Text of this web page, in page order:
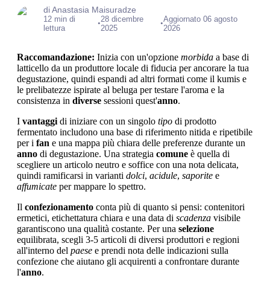
di Anastasia Maisuradze
12 min di
lettura
•28 dicembre
2025
•Aggiornato 06 agosto
2026
Raccomandazione: Inizia con un'opzione morbida a base di
latticello da un produttore locale di fiducia per ancorare la tua
degustazione, quindi espandi ad altri formati come il kumis e
le prelibatezze ispirate al beluga per testare l'aroma e la
consistenza in diverse sessioni quest'anno.
I vantaggi di iniziare con un singolo tipo di prodotto
fermentato includono una base di riferimento nitida e ripetibile
per i fan e una mappa più chiara delle preferenze durante un
anno di degustazione. Una strategia comune è quella di
scegliere un articolo neutro e soffice con una nota delicata,
quindi ramificarsi in varianti dolci, acidule, saporite e
affumicate per mappare lo spettro.
Il confezionamento conta più di quanto si pensi: contenitori
ermetici, etichettatura chiara e una data di scadenza visibile
garantiscono una qualità costante. Per una selezione
equilibrata, scegli 3-5 articoli di diversi produttori e regioni
all'interno del paese e prendi nota delle indicazioni sulla
confezione che aiutano gli acquirenti a confrontare durante
l'anno.